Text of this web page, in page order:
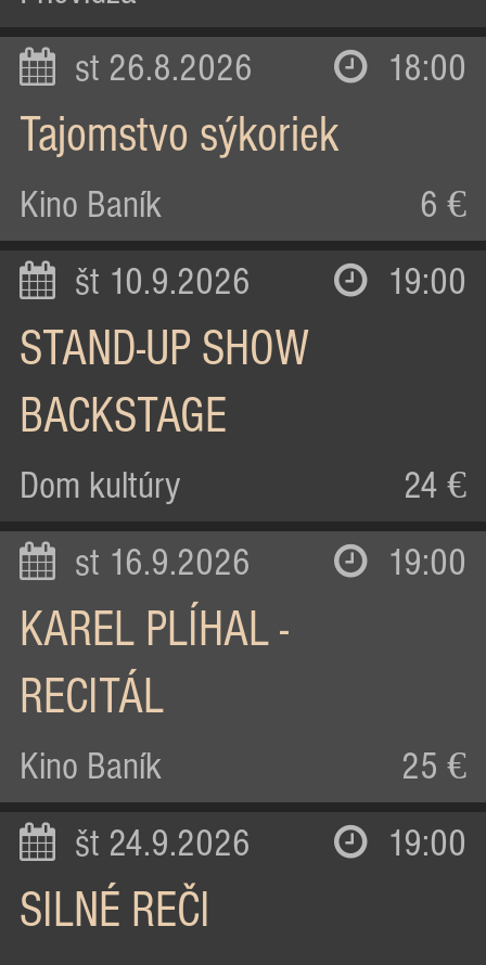
st 26.8.2026 18:00
Tajomstvo sýkoriek
Kino Baník 6 €
št 10.9.2026 19:00
STAND-UP SHOW
BACKSTAGE
Dom kultúry 24 €
st 16.9.2026 19:00
KAREL PLÍHAL -
RECITÁL
Kino Baník 25 €
št 24.9.2026 19:00
SILNÉ REČI